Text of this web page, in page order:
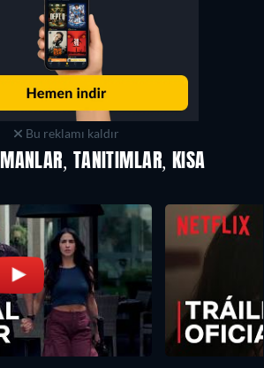
Bu reklamı kaldır
TANITIMLAR, KISA